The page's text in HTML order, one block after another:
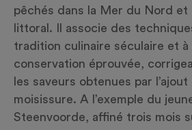
pêchés dans la Mer du Nord et
littoral. Il associe des
tradition culinaire séculaire et
conservation éprouvée,
les saveurs obtenues par
moisissure. A l’exemple du
Steenvoorde, affiné trois mois